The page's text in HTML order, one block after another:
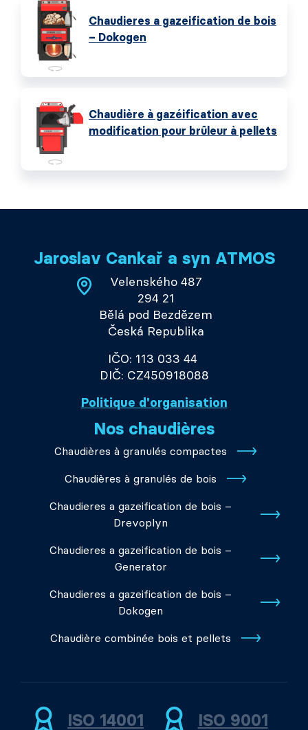
Chaudieres a gazeification de bois
– Dokogen
Chaudière à gazéification avec
modification pour brûleur à pellets
Jaroslav Cankař a syn ATMOS
Velenského 487
294 21
Bělá pod Bezdězem
Česká Republika
IČO: 113 033 44
DIČ: CZ450918088
Politique d'organisation
Nos chaudières
Chaudières à granulés compactes
Chaudières à granulés de bois
Chaudieres a gazeification de bois –
Drevoplyn
Chaudieres a gazeification de bois –
Generator
Chaudieres a gazeification de bois –
Dokogen
Chaudière combinée bois et pellets
ISO 14001 ISO 9001